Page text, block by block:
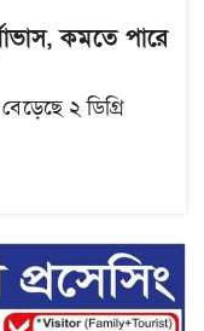
কমতে পারে
২ ডিগ্রি